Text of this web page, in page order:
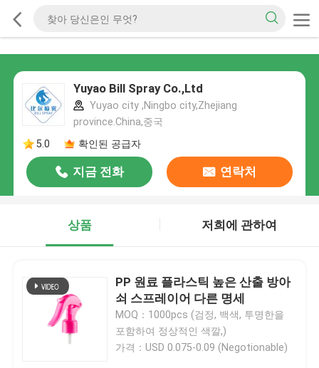
Yuyao Bill Spray Co.,Ltd
Yuyao city ,Ningbo city,Zhejiang
province.China,중국
5.0
확인된 공급자
지금 전화 연락처
상품 저희에 관하여
PP 원료 플라스틱 높은 산출 방아
쇠 스프레이어 다른 명세
MOQ：1000pcs (검정, 백색, 투명한을
포함하여 정상적인 색깔,)
가격：USD 0.075-0.09 (Negotionable)